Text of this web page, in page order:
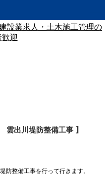
出川堤防整備工事 】
防整備工事を行って行きます。